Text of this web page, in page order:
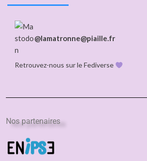
@lamatronne@piaille.fr
Retrouvez-nous sur le Fediverse
Nos partenaires